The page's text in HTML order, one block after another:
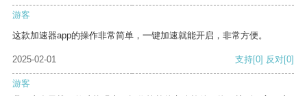
游客
这款加速器app的操作非常简单，一键加速就能开启，非常方便。
2025-02-01 支持[0] 反对[0]
游客